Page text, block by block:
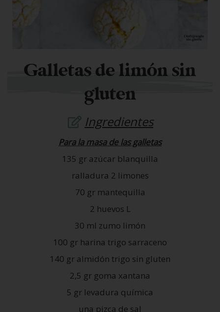
Galletas de limón sin
gluten
Ingredientes
Para la masa de las galletas
135 gr azúcar blanquilla
ralladura 2 limones
70 gr mantequilla
2 huevos L
30 ml zumo limón
100 gr harina trigo sarraceno
140 gr almidón trigo sin gluten
2,5 gr goma xantana
5 gr levadura química
una pizca de sal